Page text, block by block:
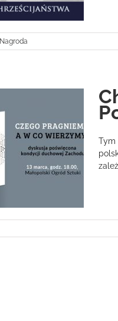
Nagroda
Tym